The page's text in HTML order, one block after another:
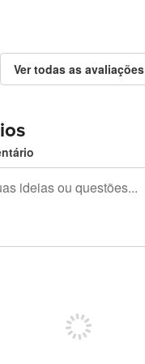
Ver todas as avaliações